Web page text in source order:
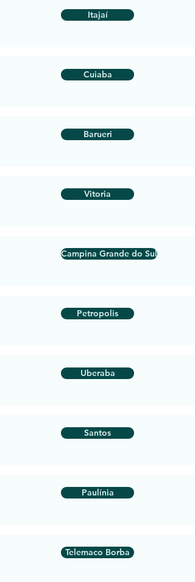
Itajaí
Cuiaba
Barueri
Vitoria
Campina Grande do Sul
Petropolis
Uberaba
Santos
Paulínia
Telemaco Borba